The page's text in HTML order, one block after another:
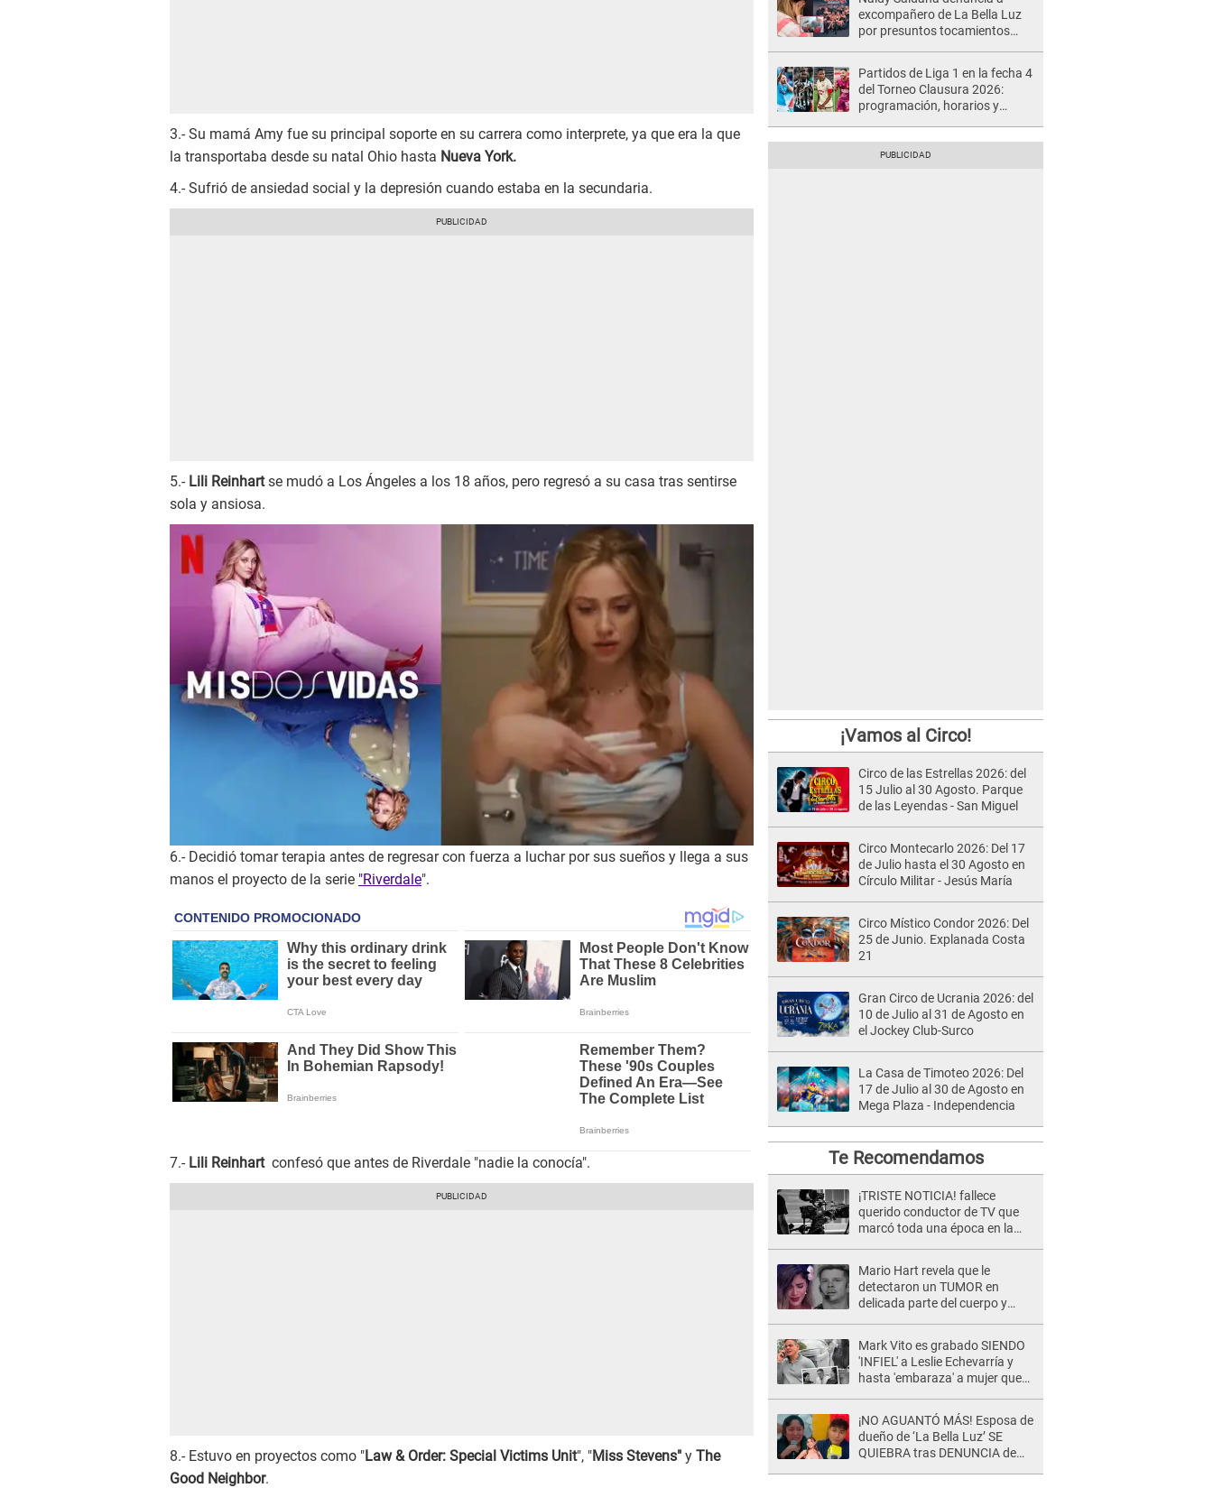
3.- Su mamá Amy fue su principal soporte en su carrera como interprete, ya que era la que
la transportaba desde su natal Ohio hasta Nueva York.
4.- Sufrió de ansiedad social y la depresión cuando estaba en la secundaria.
5.- Lili Reinhartse mudó a Los Ángeles a los 18 años, pero regresó a su casa tras sentirse
sola y ansiosa.
6.- Decidió tomar terapia antes de regresar con fuerza a luchar por sus sueños y llega a sus
manos el proyecto de la serie "Riverdale".
7.- Lili Reinhart confesó que antes de Riverdale "nadie la conocía".
8.- Estuvo en proyectos como "Law & Order: Special Victims Unit", "Miss Stevens" y The
Good Neighbor.
excompañero de La Bella Luz
por presuntos tocamientos
Partidos de Liga 1 en la fecha 4
del Torneo Clausura 2026:
programación, horarios y
¡Vamos al Circo!
Circo de las Estrellas 2026: del
15 Julio al 30 Agosto. Parque
de las Leyendas - San Miguel
Circo Montecarlo 2026: Del 17
de Julio hasta el 30 Agosto en
Círculo Militar - Jesús María
Circo Místico Condor 2026: Del
25 de Junio. Explanada Costa
21
Gran Circo de Ucrania 2026: del
10 de Julio al 31 de Agosto en
el Jockey Club-Surco
La Casa de Timoteo 2026: Del
17 de Julio al 30 de Agosto en
Mega Plaza - Independencia
Te Recomendamos
¡TRISTE NOTICIA! fallece
querido conductor de TV que
marcó toda una época en la
Mario Hart revela que le
detectaron un TUMOR en
delicada parte del cuerpo y
Mark Vito es grabado SIENDO
'INFIEL' a Leslie Echevarría y
hasta 'embaraza' a mujer que
desgraciado! "
¡NO AGUANTÓ MÁS! Esposa de
dueño de ‘La Bella Luz’ SE
QUIEBRA tras DENUNCIA de